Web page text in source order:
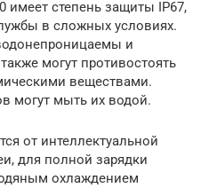
имеет степень защиты IP67,
в сложных условиях.
и
могут противостоять
веществами.
могут мыть их водой.
от интеллектуальной
для полной зарядки
охлаждением